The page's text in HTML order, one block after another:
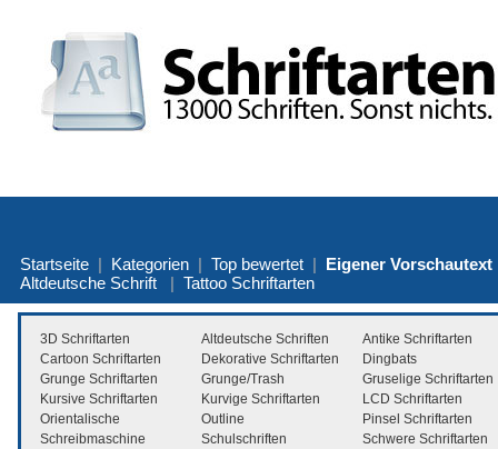
Startseite | Kategorien | Top bewertet | Eigener Vorschautext
Altdeutsche Schrift | Tattoo Schriftarten
3D Schriftarten Altdeutsche Schriften
Antike Schriftarten
Cartoon Schriftarten
Dekorative Schriftarten
Dingbats
Grunge Schriftarten
Grunge/Trash
Gruselige Schriftarten
Kursive Schriftarten
Kurvige Schriftarten
LCD Schriftarten
Orientalische
Outline
Pinsel Schriftarten
Schreibmaschine
Schulschriften
Schwere Schriftarten